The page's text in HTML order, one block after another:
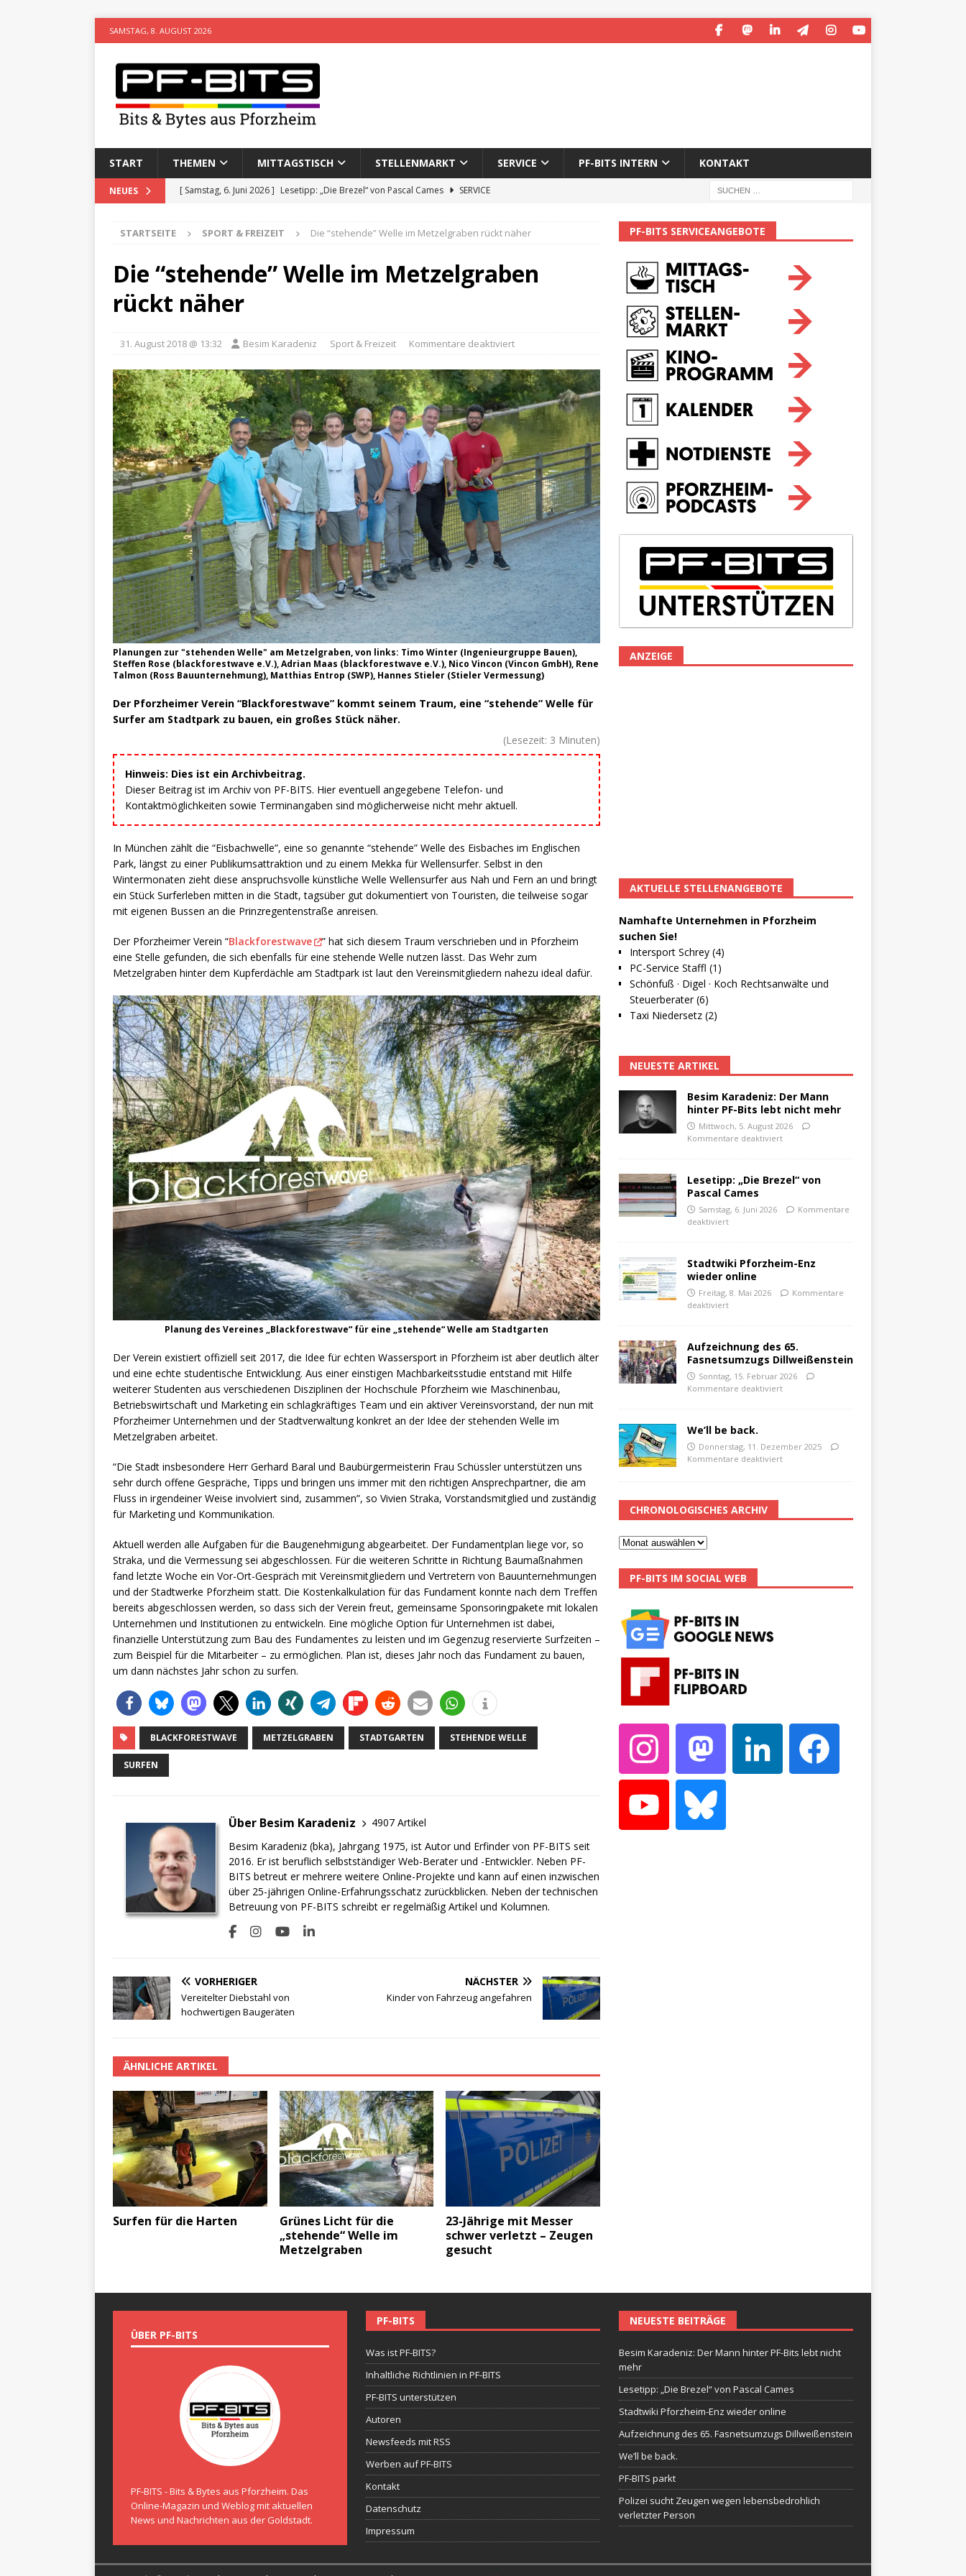
SAMSTAG, 8. AUGUST 2026
START THEMEN MITTAGSTISCH STELLENMARKT SERVICE PF-BITS INTERN KONTAKT
NEUES [ Samstag, 6. Juni 2026 ] Lesetipp: „Die Brezel“ von Pascal Cames
SERVICE
[ Sonntag, 15. Februar 2026 ]
Aufzeichnung des 65. Fasnetsumzugs Dillweißenstein
VERANSTALTUNGEN
[ Mittwoch, 5. August 2026 ]
STARTSEITE SPORT & FREIZEIT Die “stehende” Welle im Metzelgraben rückt näher
Die “stehende” Welle im Metzelgraben
rückt näher
31. August 2018 @ 13:32 Besim Karadeniz Sport & Freizeit Kommentare deaktiviert
Planungen zur "stehenden Welle" am Metzelgraben, von links: Timo Winter (Ingenieurgruppe Bauen),
Steffen Rose (blackforestwave e.V.), Adrian Maas (blackforestwave e.V.), Nico Vincon (Vincon GmbH), Rene
Talmon (Ross Bauunternehmung), Matthias Entrop (SWP), Hannes Stieler (Stieler Vermessung)
Der Pforzheimer Verein “Blackforestwave” kommt seinem Traum, eine “stehende” Welle für
Surfer am Stadtpark zu bauen, ein großes Stück näher.
(Lesezeit: 3 Minuten)
Hinweis: Dies ist ein Archivbeitrag.
Dieser Beitrag ist im Archiv von PF-BITS. Hier eventuell angegebene Telefon- und
Kontaktmöglichkeiten sowie Terminangaben sind möglicherweise nicht mehr aktuell.
In München zählt die “Eisbachwelle”, eine so genannte “stehende” Welle des Eisbaches im Englischen
Park, längst zu einer Publikumsattraktion und zu einem Mekka für Wellensurfer. Selbst in den
Wintermonaten zieht diese anspruchsvolle künstliche Welle Wellensurfer aus Nah und Fern an und bringt
ein Stück Surferleben mitten in die Stadt, tagsüber gut dokumentiert von Touristen, die teilweise sogar
mit eigenen Bussen an die Prinzregentenstraße anreisen.
Der Pforzheimer Verein “Blackforestwave
” hat sich diesem Traum verschrieben und in Pforzheim
eine Stelle gefunden, die sich ebenfalls für eine stehende Welle nutzen lässt. Das Wehr zum
Metzelgraben hinter dem Kupferdächle am Stadtpark ist laut den Vereinsmitgliedern nahezu ideal dafür.
Planung des Vereines „Blackforestwave“ für eine „stehende“ Welle am Stadtgarten
Der Verein existiert offiziell seit 2017, die Idee für echten Wassersport in Pforzheim ist aber deutlich älter
und eine echte studentische Entwicklung. Aus einer einstigen Machbarkeitsstudie entstand mit Hilfe
weiterer Studenten aus verschiedenen Disziplinen der Hochschule Pforzheim wie Maschinenbau,
Betriebswirtschaft und Marketing ein schlagkräftiges Team und ein aktiver Vereinsvorstand, der nun mit
Pforzheimer Unternehmen und der Stadtverwaltung konkret an der Idee der stehenden Welle im
Metzelgraben arbeitet.
“Die Stadt insbesondere Herr Gerhard Baral und Baubürgermeisterin Frau Schüssler unterstützen uns
sehr durch offene Gespräche, Tipps und bringen uns immer mit den richtigen Ansprechpartner, die am
Fluss in irgendeiner Weise involviert sind, zusammen”, so Vivien Straka, Vorstandsmitglied und zuständig
für Marketing und Kommunikation.
Aktuell werden alle Aufgaben für die Baugenehmigung abgearbeitet. Der Fundamentplan liege vor, so
Straka, und die Vermessung sei abgeschlossen. Für die weiteren Schritte in Richtung Baumaßnahmen
fand letzte Woche ein Vor-Ort-Gespräch mit Vereinsmitgliedern und Vertretern von Bauunternehmungen
und der Stadtwerke Pforzheim statt. Die Kostenkalkulation für das Fundament konnte nach dem Treffen
bereits abgeschlossen werden, so dass sich der Verein freut, gemeinsame Sponsoringpakete mit lokalen
Unternehmen und Institutionen zu entwickeln. Eine mögliche Option für Unternehmen ist dabei,
finanzielle Unterstützung zum Bau des Fundamentes zu leisten und im Gegenzug reservierte Surfzeiten –
zum Beispiel für die Mitarbeiter – zu ermöglichen. Plan ist, dieses Jahr noch das Fundament zu bauen,
um dann nächstes Jahr schon zu surfen.
BLACKFORESTWAVE METZELGRABEN STADTGARTEN STEHENDE WELLE
SURFEN
Über Besim Karadeniz
4907 Artikel
Besim Karadeniz (bka), Jahrgang 1975, ist Autor und Erfinder von PF-BITS seit
2016. Er ist beruflich selbstständiger Web-Berater und -Entwickler. Neben PF-
BITS betreut er mehrere weitere Online-Projekte und kann auf einen inzwischen
über 25-jährigen Online-Erfahrungsschatz zurückblicken. Neben der technischen
Betreuung von PF-BITS schreibt er regelmäßig Artikel und Kolumnen.
VORHERIGER
Vereitelter Diebstahl von
hochwertigen Baugeräten
NÄCHSTER
Kinder von Fahrzeug angefahren
ÄHNLICHE ARTIKEL
Surfen für die Harten
Grünes Licht für die
„stehende“ Welle im
Metzelgraben
23-Jährige mit Messer
schwer verletzt – Zeugen
gesucht
PF-BITS SERVICEANGEBOTE
ANZEIGE
AKTUELLE STELLENANGEBOTE
Namhafte Unternehmen in Pforzheim
suchen Sie!
Intersport Schrey (4)
PC-Service Staffl (1)
Schönfuß · Digel · Koch Rechtsanwälte und
Steuerberater (6)
Taxi Niedersetz (2)
NEUESTE ARTIKEL
Besim Karadeniz: Der Mann
hinter PF-Bits lebt nicht mehr
Mittwoch, 5. August 2026
Kommentare deaktiviert
Lesetipp: „Die Brezel“ von
Pascal Cames
Samstag, 6. Juni 2026
Kommentare
deaktiviert
Stadtwiki Pforzheim-Enz
wieder online
Freitag, 8. Mai 2026
Kommentare
deaktiviert
Aufzeichnung des 65.
Fasnetsumzugs Dillweißenstein
Sonntag, 15. Februar 2026
Kommentare deaktiviert
We’ll be back.
Donnerstag, 11. Dezember 2025
Kommentare deaktiviert
CHRONOLOGISCHES ARCHIV
PF-BITS IM SOCIAL WEB
ÜBER PF-BITS
PF-BITS - Bits & Bytes aus Pforzheim. Das
Online-Magazin und Weblog mit aktuellen
News und Nachrichten aus der Goldstadt.
PF-BITS
Was ist PF-BITS?
Inhaltliche Richtlinien in PF-BITS
PF-BITS unterstützen
Autoren
Newsfeeds mit RSS
Werben auf PF-BITS
Kontakt
Datenschutz
Impressum
NEUESTE BEITRÄGE
Besim Karadeniz: Der Mann hinter PF-Bits lebt nicht
mehr
Lesetipp: „Die Brezel“ von Pascal Cames
Stadtwiki Pforzheim-Enz wieder online
Aufzeichnung des 65. Fasnetsumzugs Dillweißenstein
We’ll be back.
PF-BITS parkt
Polizei sucht Zeugen wegen lebensbedrohlich
verletzter Person